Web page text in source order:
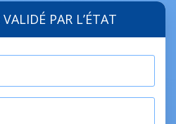
PAR L’ÉTAT